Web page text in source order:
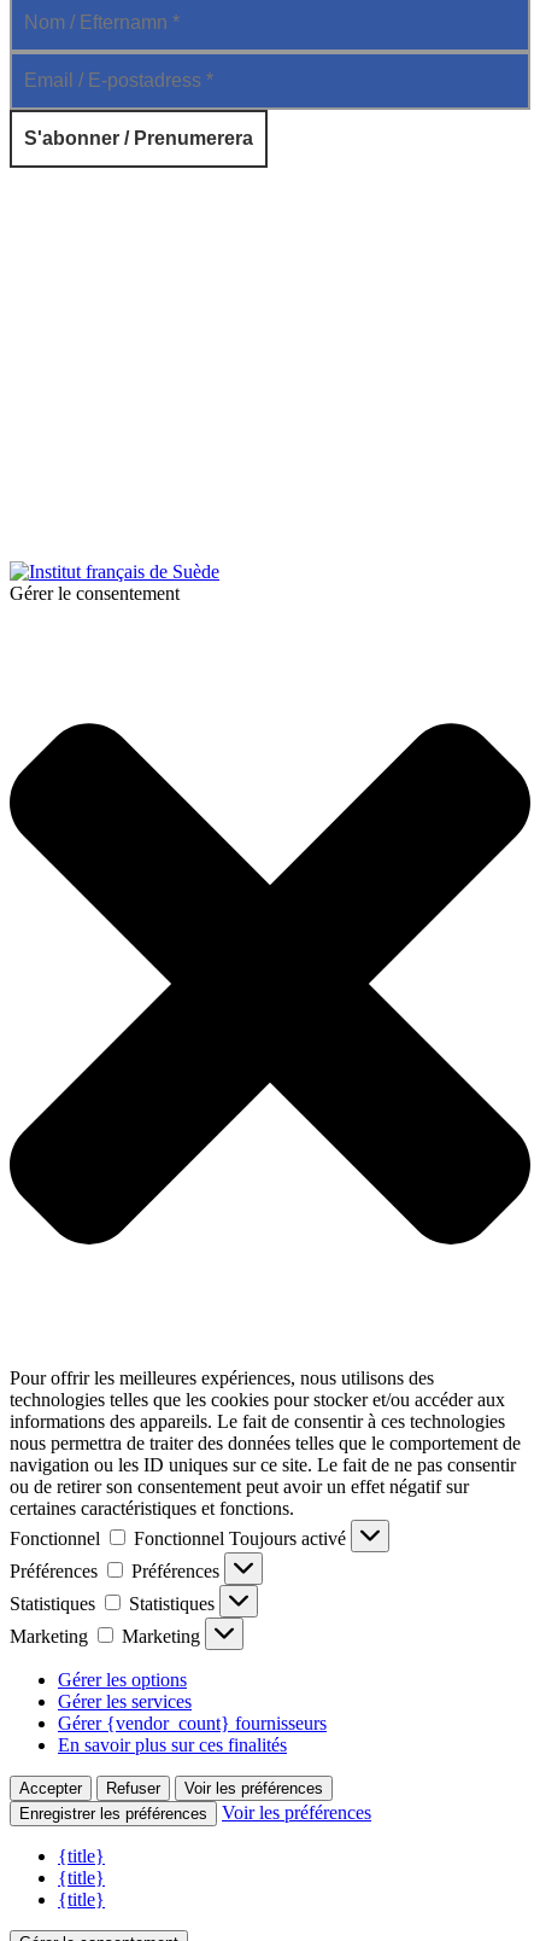
Gérer le consentement
Pour offrir les meilleures expériences, nous utilisons des
technologies telles que les cookies pour stocker et/ou accéder aux
informations des appareils. Le fait de consentir à ces technologies
nous permettra de traiter des données telles que le comportement de
navigation ou les ID uniques sur ce site. Le fait de ne pas consentir
ou de retirer son consentement peut avoir un effet négatif sur
certaines caractéristiques et fonctions.
Fonctionnel
Fonctionnel Toujours activé
Préférences
Préférences
Statistiques
Statistiques
Marketing
Marketing
Gérer les options
Gérer les services
Gérer {vendor_count} fournisseurs
En savoir plus sur ces finalités
Accepter Refuser
Voir les préférences
Enregistrer les préférences
Voir les préférences
{title}
{title}
{title}